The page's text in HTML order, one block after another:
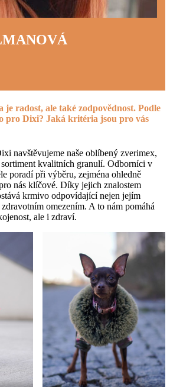
radost, ale také zodpovědnost. Podle
pro Dixi? Jaká kritéria jsou pro vás
navštěvujeme naše oblíbený zverimex,
kvalitních granulí. Odborníci v
poradí při výběru, zejména ohledně
nás klíčové. Díky jejich znalostem
krmivo odpovídající nejen jejím
omezením. A to nám pomáhá
ale i zdraví.